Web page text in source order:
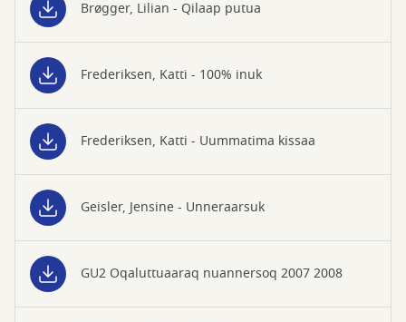
Brøgger, Lilian - Qilaap putua
Frederiksen, Katti - 100% inuk
Frederiksen, Katti - Uummatima kissaa
Geisler, Jensine - Unneraarsuk
GU2 Oqaluttuaaraq nuannersoq 2007 2008